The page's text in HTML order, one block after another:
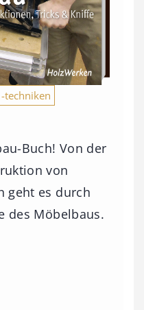
techniken
Buch! Von der
von
geht es durch
des Möbelbaus.